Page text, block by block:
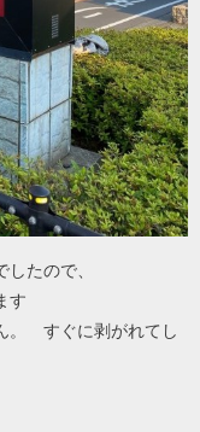
たので、
す
。 すぐに剥がれてし